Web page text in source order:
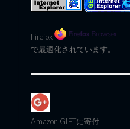
Firefox
で最適化されています。
Amazon GIFTに寄付